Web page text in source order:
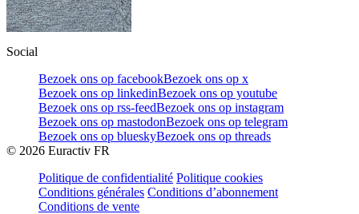
Social
Bezoek ons op facebookBezoek ons op x
Bezoek ons op linkedinBezoek ons op youtube
Bezoek ons op rss-feedBezoek ons op instagram
Bezoek ons op mastodonBezoek ons op telegram
Bezoek ons op blueskyBezoek ons op threads
© 2026 Euractiv FR
Politique de confidentialité Politique cookies
Conditions générales Conditions d’abonnement
Conditions de vente